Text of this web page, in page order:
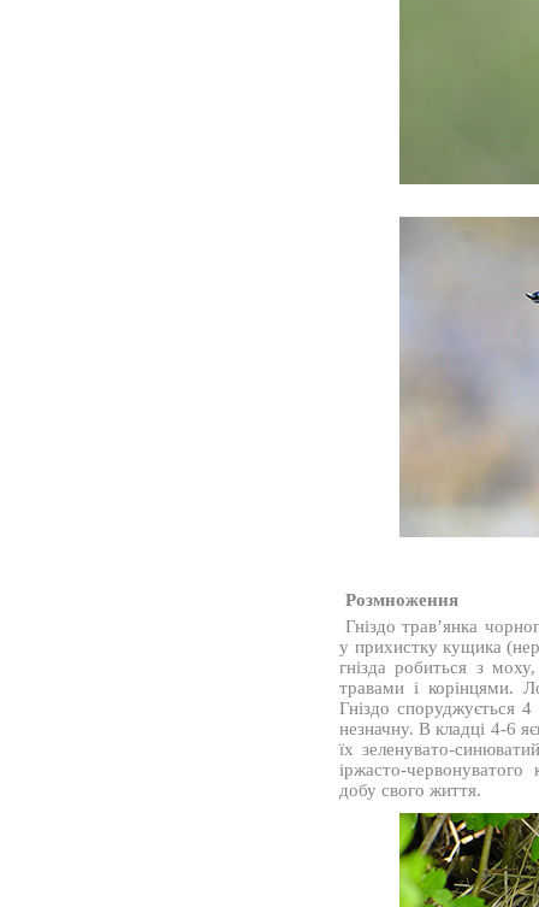
Розмноження
Гніздо трав’янка
у прихистку кущика
гнізда робиться з
травами і корінцями.
Гніздо споруджується
незначну. В кладці 4-6
їх зеленувато-
іржасто-
добу свого життя.